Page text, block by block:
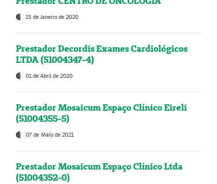
15 de Janeiro de 2020
Prestador Decordis Exames Cardiológicos
LTDA (51004347-4)
01 de Abril de 2020
Prestador Mosaicum Espaço Clínico Eireli
(51004355-5)
07 de Maio de 2021
Prestador Mosaicum Espaço Clínico Ltda
(51004352-0)